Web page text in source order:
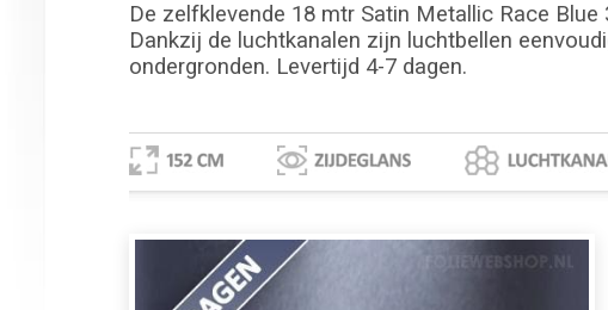
De zelfklevende 18 mtr Satin Metallic Race
Dankzij de luchtkanalen zijn luchtbellen
ondergronden. Levertijd 4-7 dagen.